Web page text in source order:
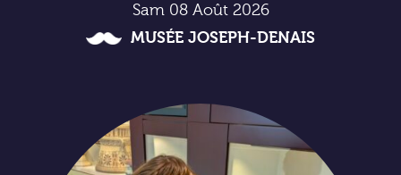
Sam 08 Août 2026
MUSÉE JOSEPH-DENAIS